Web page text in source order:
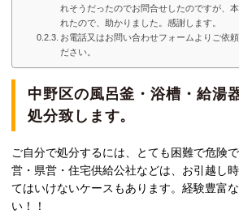
れそうだったのでお問合せしたのですが、
れたので、助かりました。感謝します。
お電話又はお問い合わせフォームよりご依
ださい。
中野区の風呂釜・浴槽・給湯
処分致します。
ご自分で処分するには、とても困難で危険
営・県営・住宅供給公社などは、お引越し
てはいけないケースもあります。経験豊富
い！！